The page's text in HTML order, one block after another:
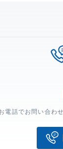
電話でお問い合わ